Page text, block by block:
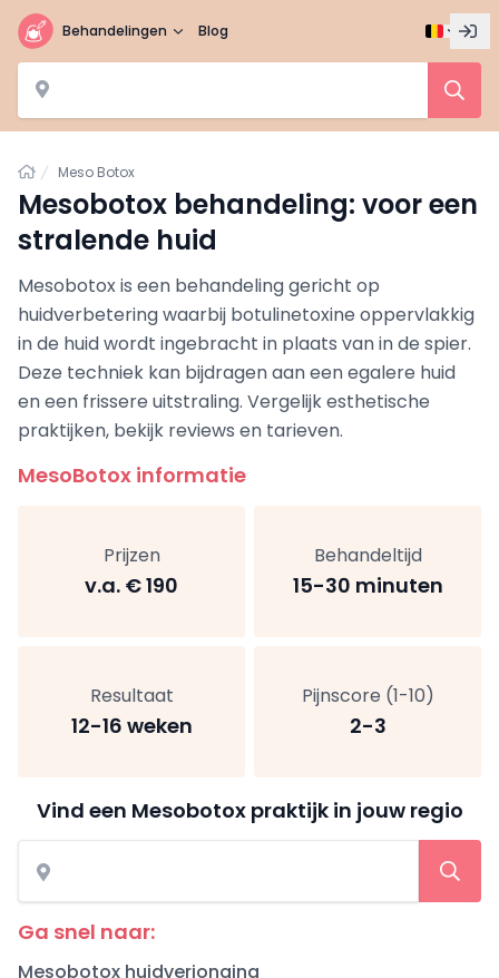
Behandelingen Blog
HomeMeso Botox
Mesobotox behandeling: voor een
stralende huid
Mesobotox is een behandeling gericht op
huidverbetering waarbij botulinetoxine oppervlakkig
in de huid wordt ingebracht in plaats van in de spier.
Deze techniek kan bijdragen aan een egalere huid
en een frissere uitstraling. Vergelijk esthetische
praktijken, bekijk reviews en tarieven.
MesoBotox informatie
Prijzen
v.a. € 190
Behandeltijd
15-30 minuten
Resultaat
12-16 weken
Pijnscore (1-10)
2-3
Vind een Mesobotox praktijk in jouw regio
Ga snel naar:
Mesobotox huidverjonging